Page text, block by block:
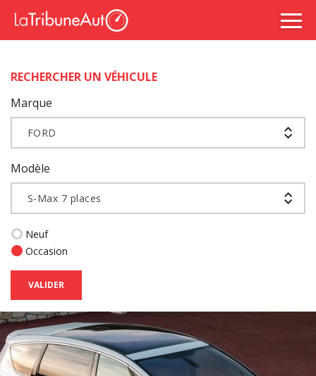
RECHERCHER UN VÉHICULE
Marque
FORD
Modèle
S-Max 7 places
Neuf
Occasion
VALIDER